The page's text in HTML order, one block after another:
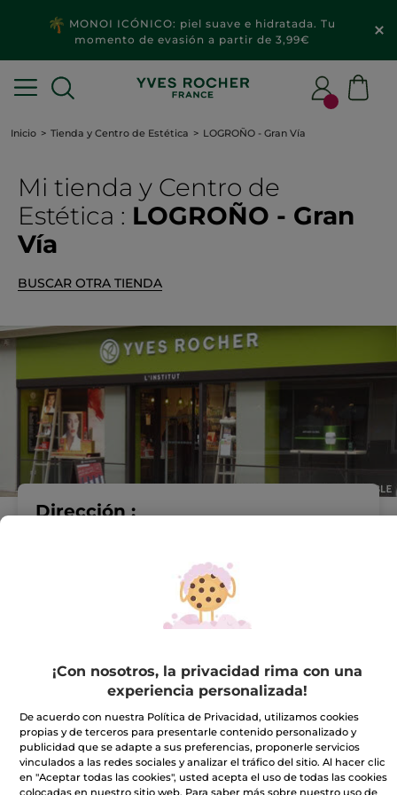
MONOI ICÓNICO: piel suave e hidratada. Tu
momento de evasión a partir de 3,99€
Inicio Tienda y Centro de Estética LOGROÑO - Gran Vía
Mi tienda y Centro de
Estética : LOGROÑO - Gran
Vía
BUSCAR OTRA TIENDA
Dirección :
IR A LA TIENDA
941288856
Horario comercial
Lunes
10:00 - 14:00
¡Con nosotros, la privacidad rima con una
experiencia personalizada!
De acuerdo con nuestra Política de Privacidad, utilizamos cookies
propias y de terceros para presentarle contenido personalizado y
publicidad que se adapte a sus preferencias, proponerle servicios
vinculados a las redes sociales y analizar el tráfico del sitio. Al hacer clic
en "Aceptar todas las cookies", usted acepta el uso de todas las cookies
colocadas en nuestro sitio web. Para saber más sobre nuestro uso de